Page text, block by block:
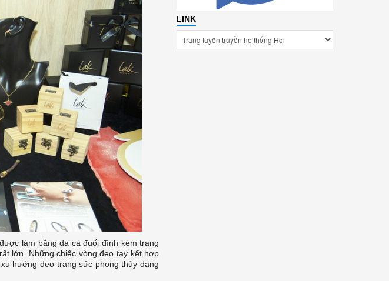
làm bằng da cá đuối đính kèm trang
lớn. Những chiếc vòng đeo tay kết hợp
hướng đeo trang sức phong thủy đang
LINK